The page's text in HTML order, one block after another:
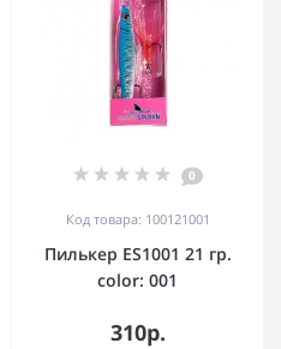
0
Код товара: 100121001
Пилькер ES1001 21 гр.
color: 001
310р.